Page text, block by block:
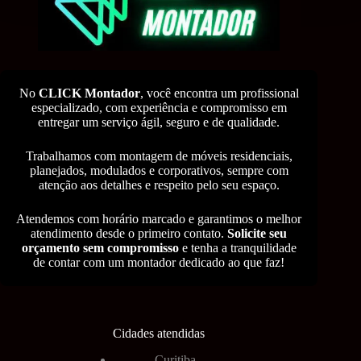
No CLICK Montador, você encontra um profissional
especializado, com experiência e compromisso em
entregar um serviço ágil, seguro e de qualidade.
Trabalhamos com montagem de móveis residenciais,
planejados, modulados e corporativos, sempre com
atenção aos detalhes e respeito pelo seu espaço.
Atendemos com horário marcado e garantimos o melhor
atendimento desde o primeiro contato.Solicite seu
orçamento sem compromissoe tenha a tranquilidade
de contar com um montador dedicado ao que faz!
Cidades atendidas